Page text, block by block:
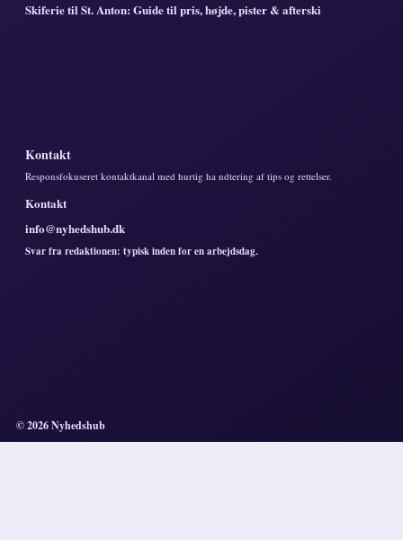
Skiferie til St. Anton: Guide til pris, højde, pister & afterski
Kontakt
Responsfokuseret kontaktkanal med hurtig ha ndtering af tips og rettelser.
Kontakt
info@nyhedshub.dk
Svar fra redaktionen: typisk inden for en arbejdsdag.
© 2026 Nyhedshub